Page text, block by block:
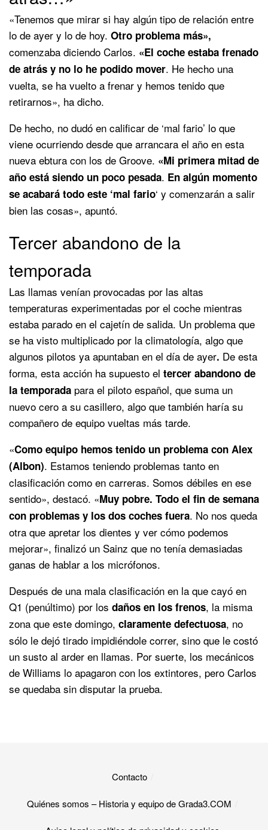
«Tenemos que mirar si hay algún tipo de relación entre
lo de ayer y lo de hoy. Otro problema más»,
comenzaba diciendo Carlos. «El coche estaba frenado
de atrás y no lo he podido mover. He hecho una
vuelta, se ha vuelto a frenar y hemos tenido que
retirarnos», ha dicho.
De hecho, no dudó en calificar de ‘mal fario’ lo que
viene ocurriendo desde que arrancara el año en esta
nueva ebtura con los de Groove. «Mi primera mitad de
año está siendo un poco pesada. En algún momento
se acabará todo este ‘mal fario‘ y comenzarán a salir
bien las cosas», apuntó.
Tercer abandono de la
temporada
Las llamas venían provocadas por las altas
temperaturas experimentadas por el coche mientras
estaba parado en el cajetín de salida. Un problema que
se ha visto multiplicado por la climatología, algo que
algunos pilotos ya apuntaban en el día de ayer. De esta
forma, esta acción ha supuesto el tercer abandono de
la temporada para el piloto español, que suma un
nuevo cero a su casillero, algo que también haría su
compañero de equipo vueltas más tarde.
«Como equipo hemos tenido un problema con Alex
(Albon). Estamos teniendo problemas tanto en
clasificación como en carreras. Somos débiles en ese
sentido», destacó. «Muy pobre. Todo el fin de semana
con problemas y los dos coches fuera. No nos queda
otra que apretar los dientes y ver cómo podemos
mejorar», finalizó un Sainz que no tenía demasiadas
ganas de hablar a los micrófonos.
Después de una mala clasificación en la que cayó en
Q1 (penúltimo) por los daños en los frenos, la misma
zona que este domingo, claramente defectuosa, no
sólo le dejó tirado impidiéndole correr, sino que le costó
un susto al arder en llamas. Por suerte, los mecánicos
de Williams lo apagaron con los extintores, pero Carlos
se quedaba sin disputar la prueba.
Contacto
Quiénes somos – Historia y equipo de Grada3.COM